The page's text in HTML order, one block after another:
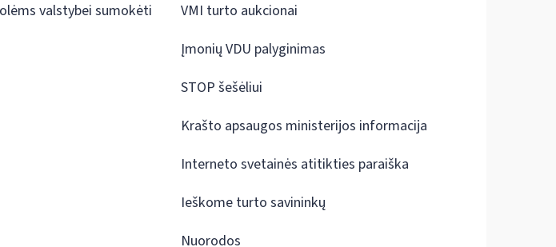
valstybei sumokėti
VMI turto aukcionai
Įmonių VDU palyginimas
STOP šešėliui
Krašto apsaugos ministerijos informacija
Interneto svetainės atitikties paraiška
Ieškome turto savininkų
Nuorodos